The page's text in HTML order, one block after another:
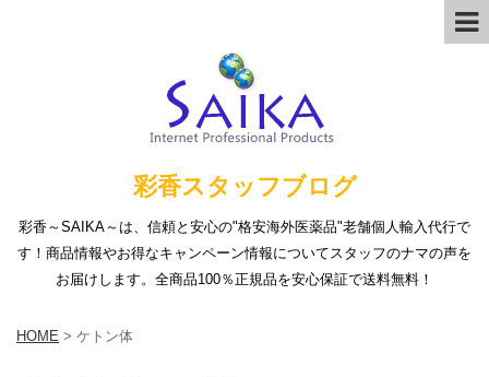
彩香スタッフブログ
彩香～SAIKA～は、信頼と安心の"格安海外医薬品"老舗個人輸入代行で
す！商品情報やお得なキャンペーン情報についてスタッフのナマの声を
お届けします。全商品100％正規品を安心保証で送料無料！
HOME > ケトン体